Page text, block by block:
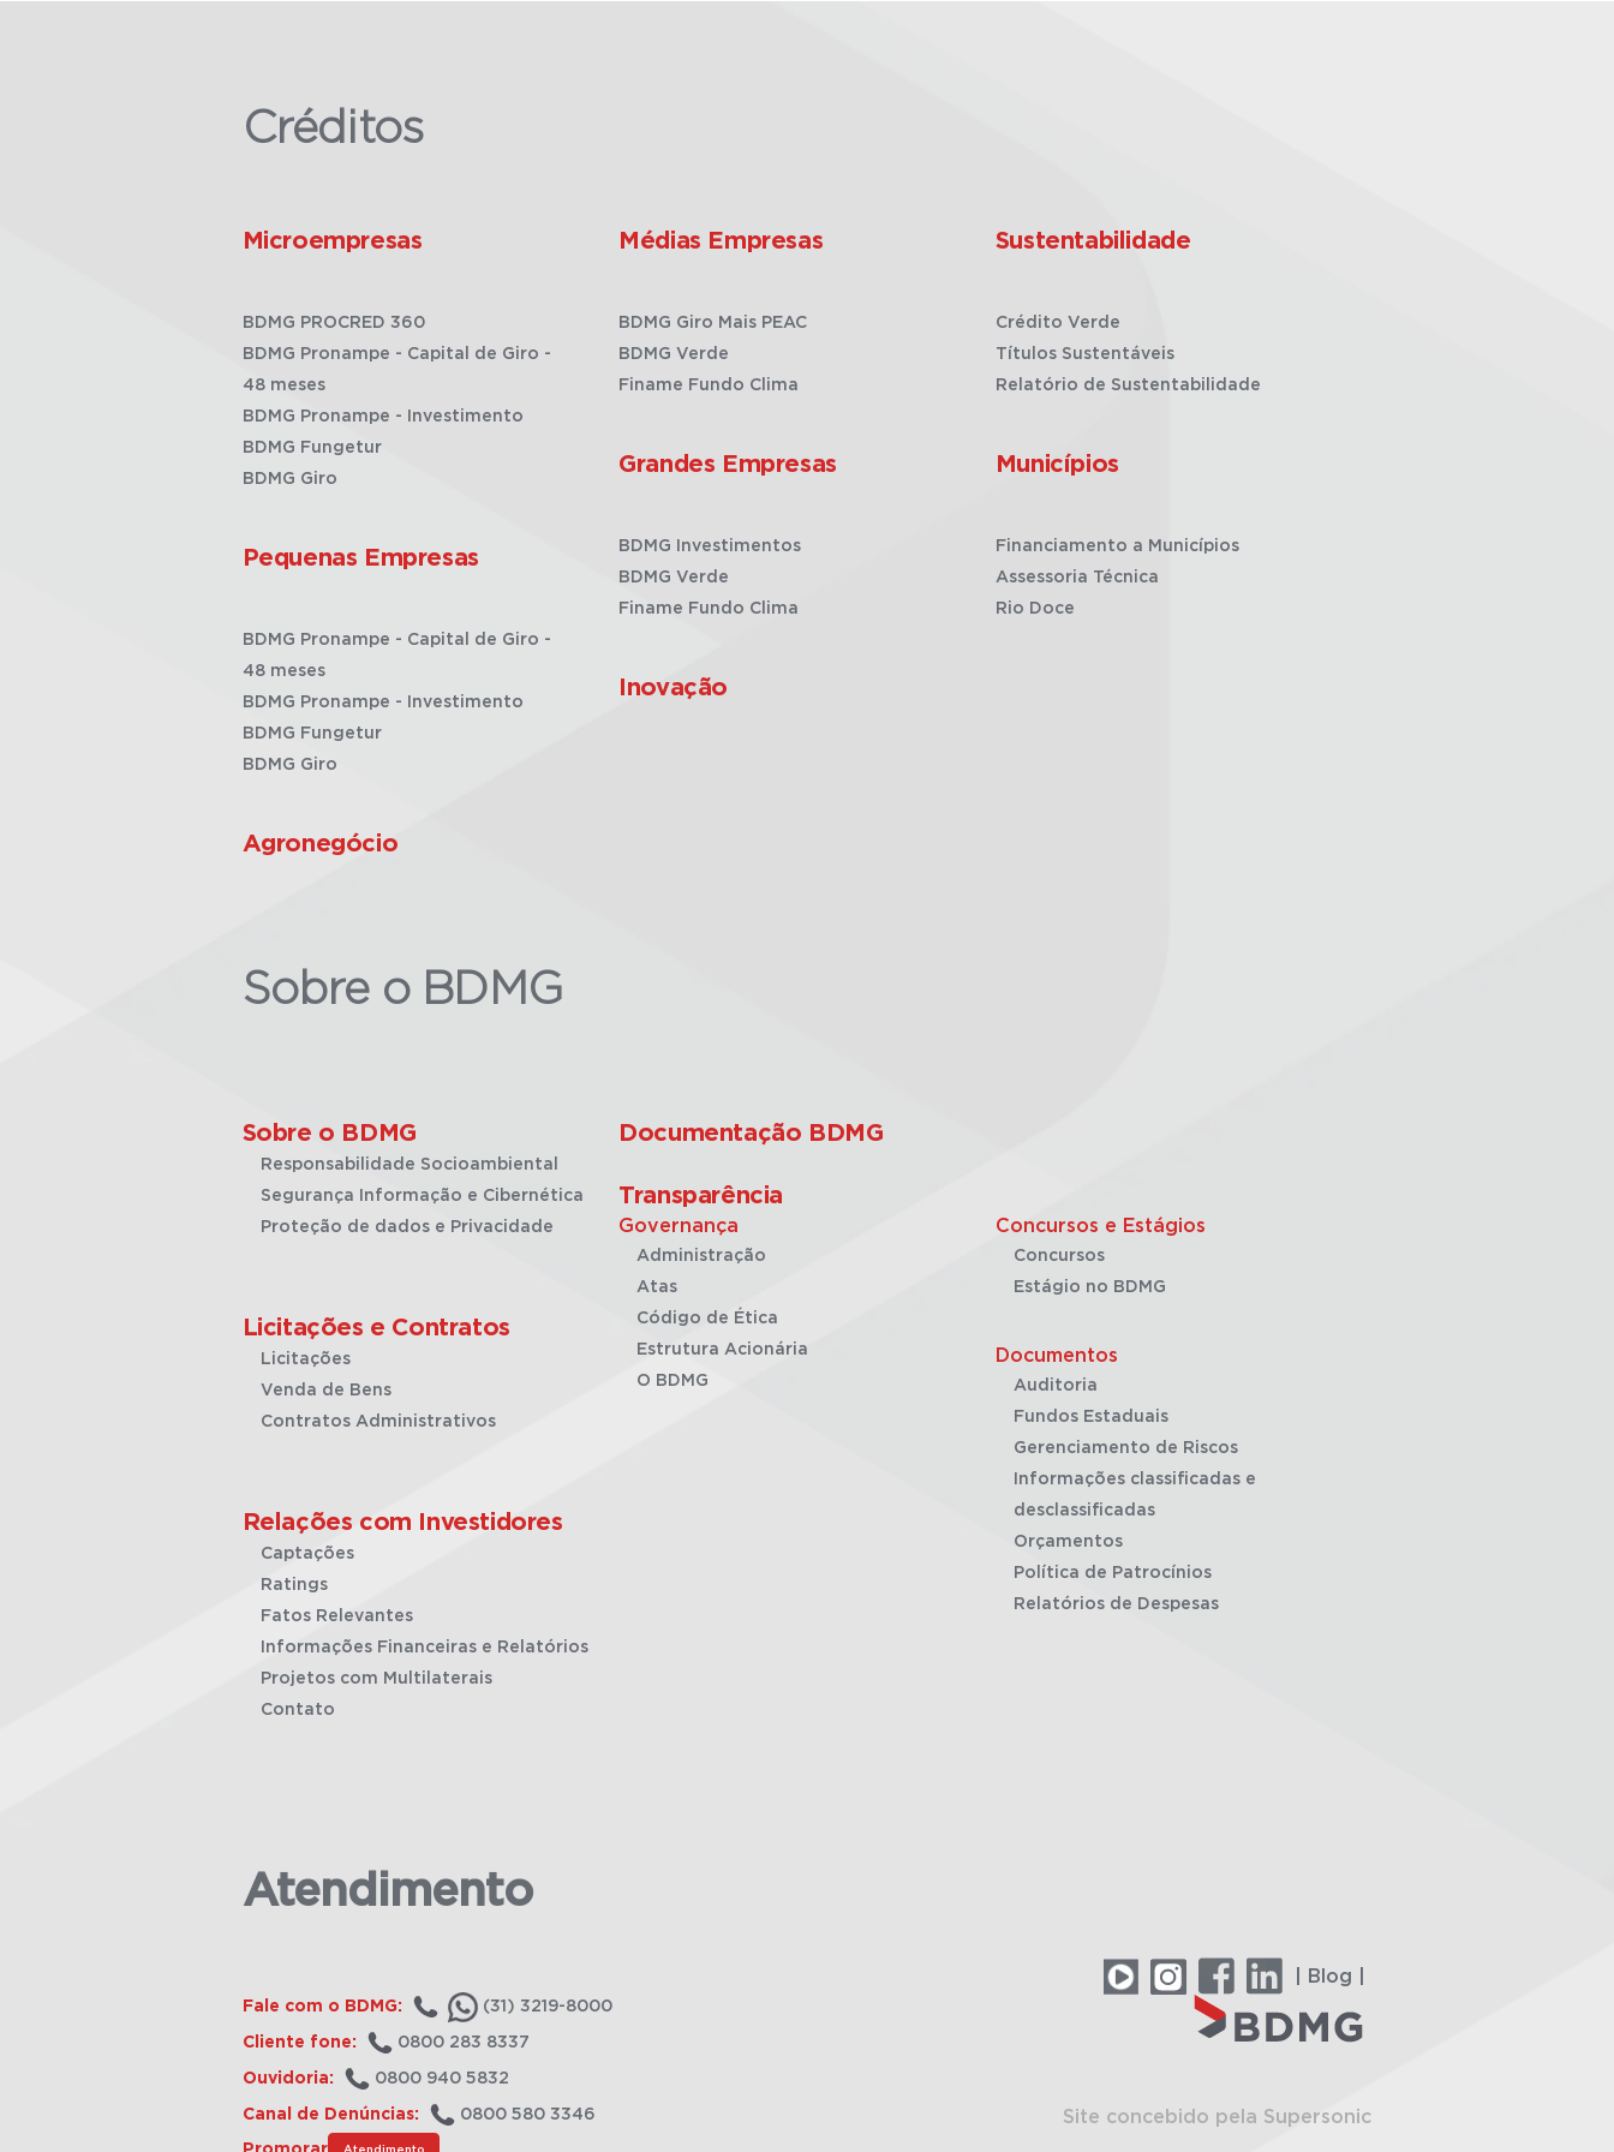
Créditos
Microempresas
BDMG PROCRED 360
BDMG Pronampe - Capital de Giro -
48 meses
BDMG Pronampe - Investimento
BDMG Fungetur
BDMG Giro
Pequenas Empresas
BDMG Pronampe - Capital de Giro -
48 meses
BDMG Pronampe - Investimento
BDMG Fungetur
BDMG Giro
Agronegócio
Médias Empresas
BDMG Giro Mais PEAC
BDMG Verde
Finame Fundo Clima
Grandes Empresas
BDMG Investimentos
BDMG Verde
Finame Fundo Clima
Inovação
Sustentabilidade
Crédito Verde
Títulos Sustentáveis
Relatório de Sustentabilidade
Municípios
Financiamento a Municípios
Assessoria Técnica
Rio Doce
Sobre o BDMG
Sobre o BDMG
Responsabilidade Socioambiental
Segurança Informação e Cibernética
Proteção de dados e Privacidade
Licitações e Contratos
Licitações
Venda de Bens
Contratos Administrativos
Relações com Investidores
Captações
Ratings
Fatos Relevantes
Informações Financeiras e Relatórios
Projetos com Multilaterais
Contato
Documentação BDMG
Transparência
Governança
Administração
Atas
Código de Ética
Estrutura Acionária
O BDMG
Concursos e Estágios
Concursos
Estágio no BDMG
Documentos
Auditoria
Fundos Estaduais
Gerenciamento de Riscos
Informações classificadas e
desclassificadas
Orçamentos
Política de Patrocínios
Relatórios de Despesas
Atendimento
Fale com o BDMG: (31) 3219-8000
Cliente fone: 0800 283 8337
Ouvidoria: 0800 940 5832
Canal de Denúncias: 0800 580 3346
Atendimento
| Blog |
Site concebido pela Supersonic